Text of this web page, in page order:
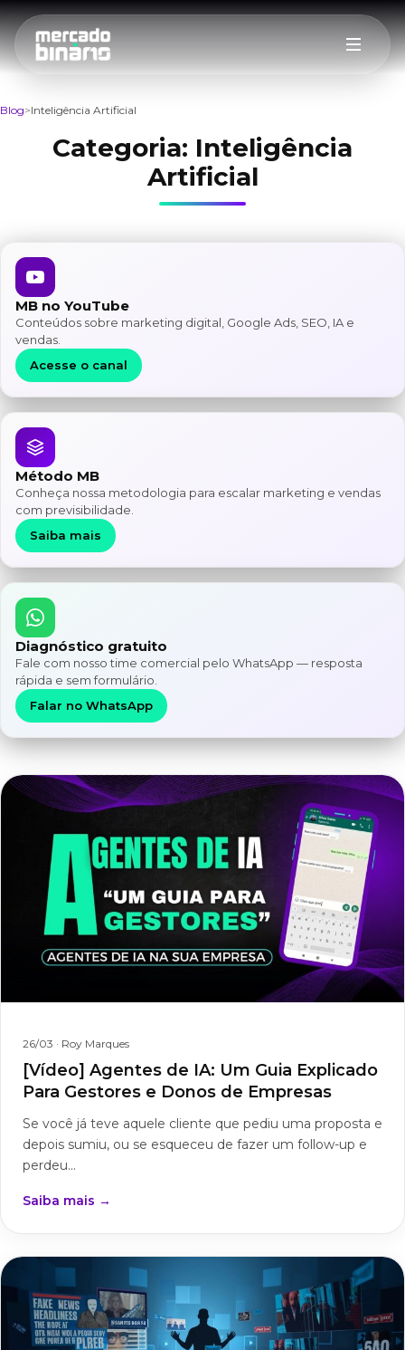
Blog Inteligência Artificial
Categoria: Inteligência
Artificial
MB no YouTube
Conteúdos sobre marketing digital, Google Ads, SEO, IA e
vendas.
Acesse o canal
Método MB
Conheça nossa metodologia para escalar marketing e vendas
com previsibilidade.
Saiba mais
Diagnóstico gratuito
Fale com nosso time comercial pelo WhatsApp — resposta
rápida e sem formulário.
Falar no WhatsApp
26/03 · Roy Marques
[Vídeo] Agentes de IA: Um Guia Explicado
Para Gestores e Donos de Empresas
Se você já teve aquele cliente que pediu uma proposta e
depois sumiu, ou se esqueceu de fazer um follow-up e
perdeu...
Saiba mais →